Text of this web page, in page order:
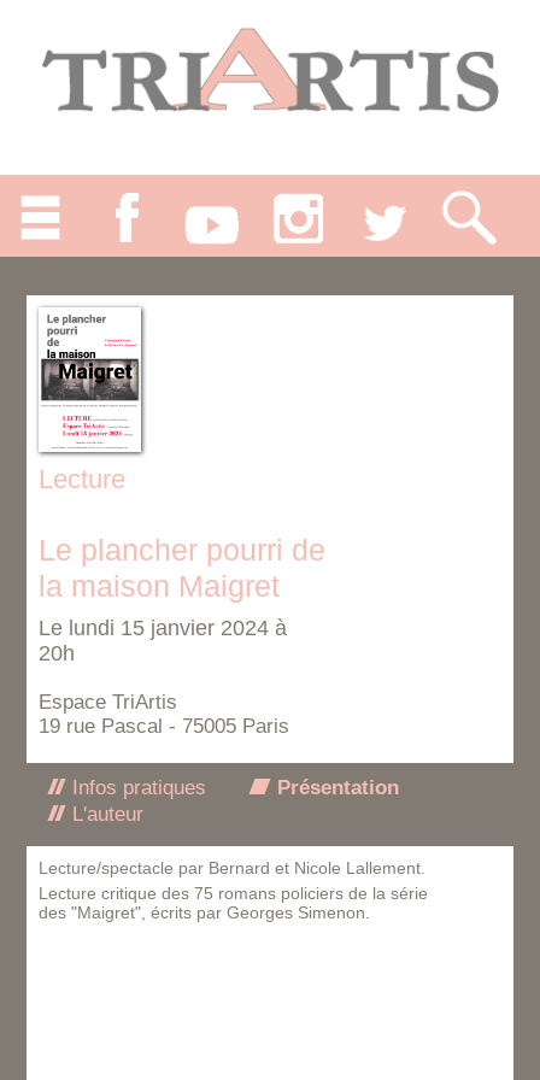
Lecture
Le plancher pourri de
la maison Maigret
Le lundi 15 janvier 2024 à
20h
Espace TriArtis
19 rue Pascal - 75005 Paris
Infos pratiques
Présentation
L'auteur
Lecture/spectacle par Bernard et Nicole Lallement.
Lecture critique des 75 romans policiers de la série
des "Maigret", écrits par Georges Simenon.